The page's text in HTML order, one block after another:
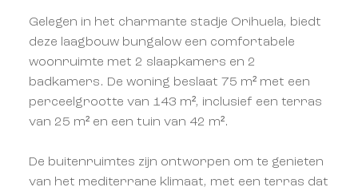
Gelegen in het charmante stadje Orihuela, biedt
deze laagbouw bungalow een comfortabele
woonruimte met 2 slaapkamers en 2
badkamers. De woning beslaat 75 m² met een
perceelgrootte van 143 m², inclusief een terras
van 25 m² en een tuin van 42 m².
De buitenruimtes zijn ontworpen om te genieten
van het mediterrane klimaat, met een terras dat